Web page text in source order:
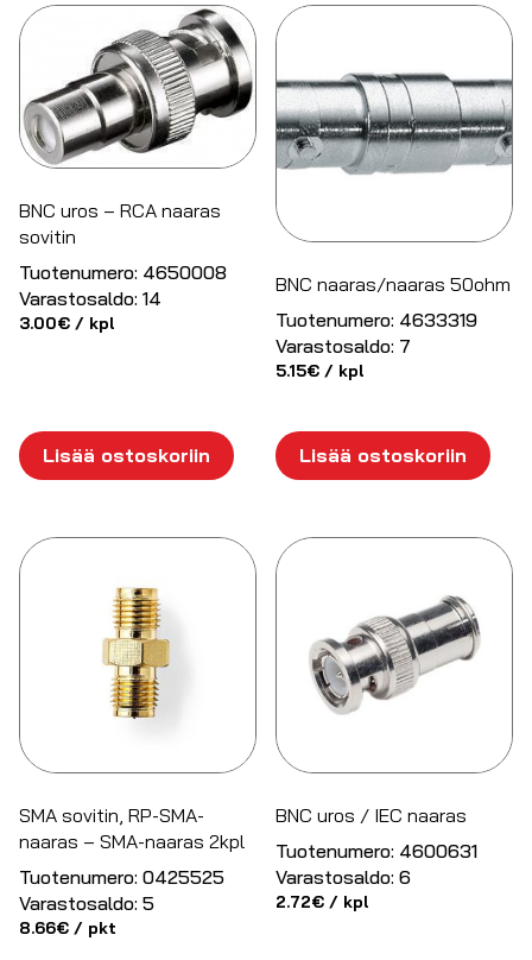
BNC uros – RCA naaras
sovitin
Tuotenumero: 4650008
Varastosaldo: 14
3.00€ / kpl
Lisää ostoskoriin
BNC naaras/naaras 50ohm
Tuotenumero: 4633319
Varastosaldo: 7
5.15€ / kpl
Lisää ostoskoriin
SMA sovitin, RP-SMA-
naaras – SMA-naaras 2kpl
Tuotenumero: 0425525
Varastosaldo: 5
8.66€ / pkt
BNC uros / IEC naaras
Tuotenumero: 4600631
Varastosaldo: 6
2.72€ / kpl